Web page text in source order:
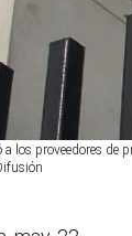
a los proveedores